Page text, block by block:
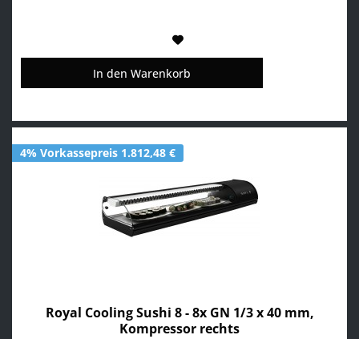
In den Warenkorb
4% Vorkassepreis 1.812,48 €
Royal Cooling Sushi 8 - 8x GN 1/3 x 40 mm,
Kompressor rechts